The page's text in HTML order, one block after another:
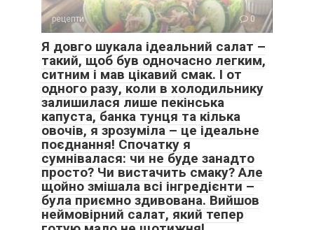
рецепти 0
Я довго шукала ідеальний салат –
такий, щоб був одночасно легким,
ситним і мав цікавий смак. І от
одного разу, коли в холодильнику
залишилася лише пекінська
капуста, банка тунця та кілька
овочів, я зрозуміла – це ідеальне
поєднання! Спочатку я
сумнівалася: чи не буде занадто
просто? Чи вистачить смаку? Але
щойно змішала всі інгредієнти –
була приємно здивована. Вийшов
неймовірний салат, який тепер